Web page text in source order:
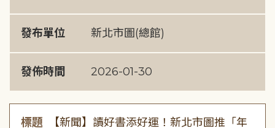
發布單位 新北市圖(總館)
發佈時間 2026-01-30
標題
【新聞】讀好書添好運！新北市圖推「年